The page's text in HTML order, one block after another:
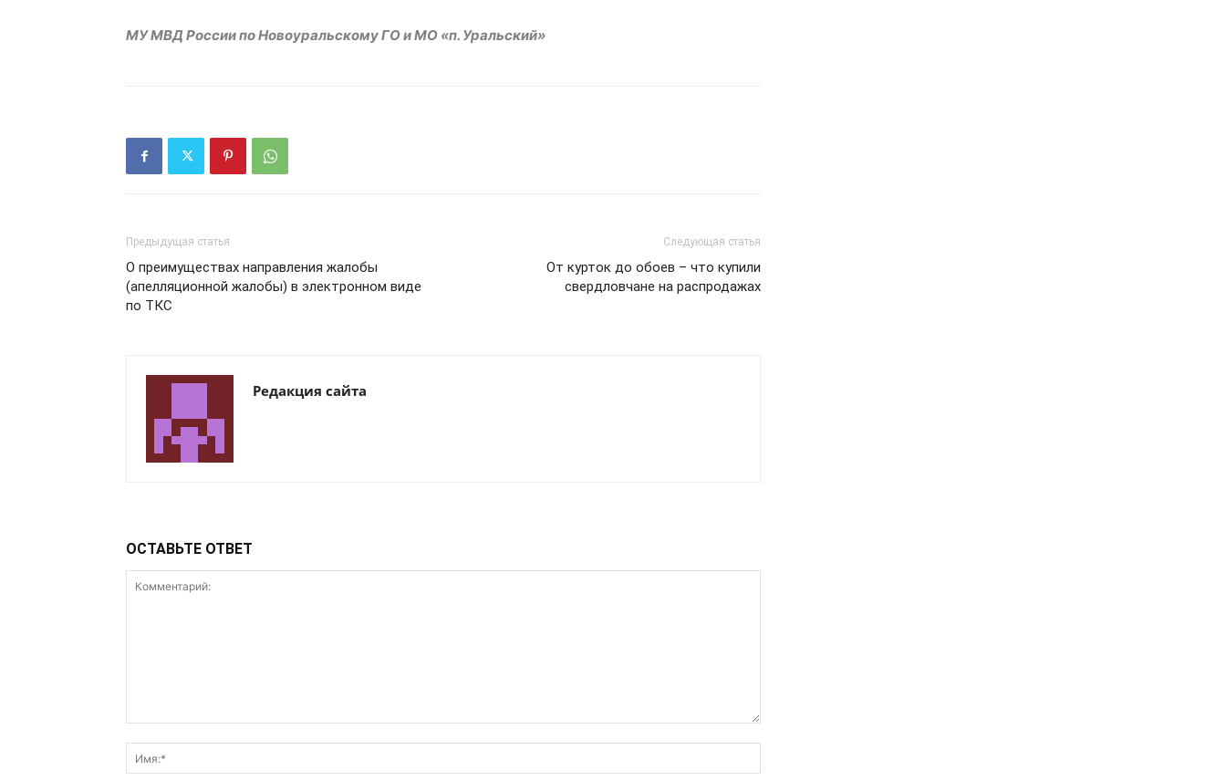
МУ МВД России по Новоуральскому ГО и МО «п. Уральский»
Предыдущая статья
О преимуществах направления жалобы
(апелляционной жалобы) в электронном виде
по ТКС
Следующая статья
От курток до обоев – что купили
свердловчане на распродажах
Редакция сайта
ОСТАВЬТЕ ОТВЕТ